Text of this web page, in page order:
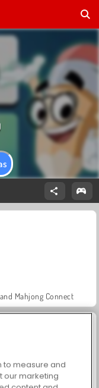
Mahjong Connect
to measure and
our marketing